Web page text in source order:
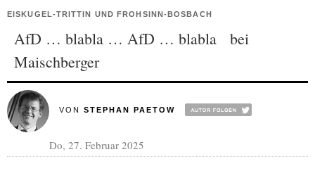
EISKUGEL-TRITTIN UND FROHSINN-BOSBACH
AfD … blabla … AfD … blabla bei
Maischberger
VON STEPHAN PAETOW
Do, 27. Februar 2025